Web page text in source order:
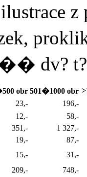
dv?
obr 501�1000 obr
23,-
196,-
12,-
58,-
351,-
1 327,-
19,-
87,-
15,-
31,-
209,-
748,-